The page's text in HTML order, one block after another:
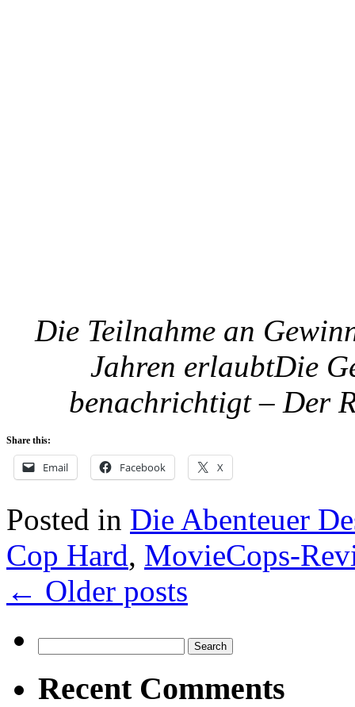
Die Teilnahme an
Jahren erlaubtDie
benachrichtigt – Der
Share this:
Email Facebook X
Posted in Die Abenteuer
Cop Hard, MovieCops-
← Older posts
for:
Recent Comments